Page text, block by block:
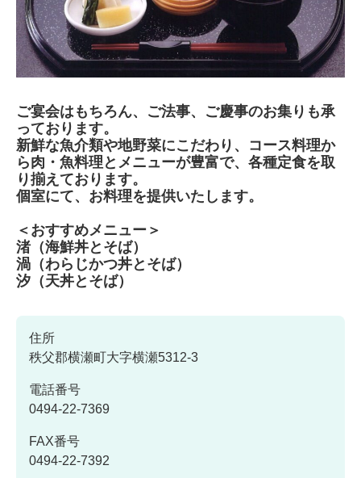
ご宴会はもちろん、ご法事、ご慶事のお集りも承
っております。
新鮮な魚介類や地野菜にこだわり、コース料理か
ら肉・魚料理とメニューが豊富で、各種定食を取
り揃えております。
個室にて、お料理を提供いたします。
＜おすすめメニュー＞
渚（海鮮丼とそば）
渦（わらじかつ丼とそば）
汐（天丼とそば）
住所
秩父郡横瀬町大字横瀬5312-3
電話番号
0494-22-7369
FAX番号
0494-22-7392